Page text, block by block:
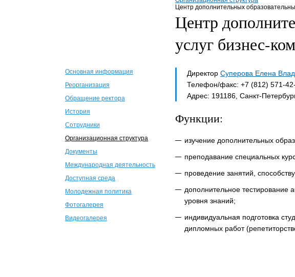
Центр дополнительных
Центр
услуг бизнес-
Основная информация
Реорганизация
Обращение ректора
История
Сотрудники
Организационная структура
Документы
Международная деятельность
Доступная среда
Молодежная политика
Фотогалерея
Видеогалерея
Директор Суперова Елена
Телефон/факс: +7 (812) 571-
Адрес: 191186, Санкт-
Функции:
изучение дополнительных
преподавание специальных
проведение занятий,
дополнительное тестирование
уровня знаний;
индивидуальная подготовка
дипломных работ